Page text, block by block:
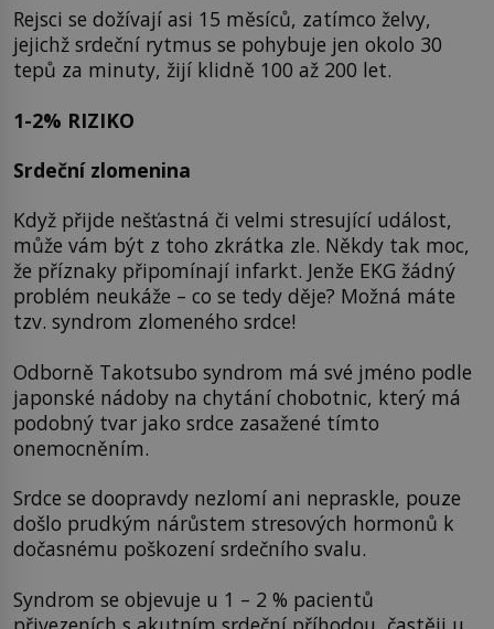
Rejsci se dožívají asi 15 měsíců, zatímco želvy,
jejichž srdeční rytmus se pohybuje jen okolo 30
tepů za minuty, žijí klidně 100 až 200 let.
1-2% RIZIKO
Srdeční zlomenina
Když přijde nešťastná či velmi stresující událost,
může vám být z toho zkrátka zle. Někdy tak moc,
že příznaky připomínají infarkt. Jenže EKG žádný
problém neukáže – co se tedy děje? Možná máte
tzv. syndrom zlomeného srdce!
Odborně Takotsubo syndrom má své jméno podle
japonské nádoby na chytání chobotnic, který má
podobný tvar jako srdce zasažené tímto
onemocněním.
Srdce se doopravdy nezlomí ani nepraskle, pouze
došlo prudkým nárůstem stresových hormonů k
dočasnému poškození srdečního svalu.
Syndrom se objevuje u 1 – 2 % pacientů